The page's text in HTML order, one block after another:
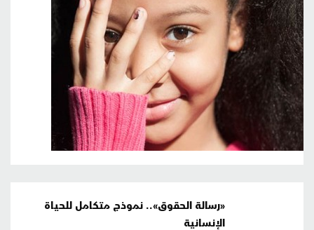
«رسالة الحقوق».. نموذج متكامل للحياة
الإنسانية